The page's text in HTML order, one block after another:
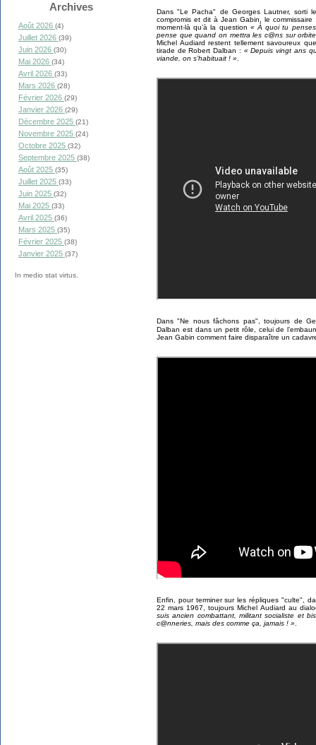
Archives
Août 2026 (4)
Juillet 2026 (39)
Juin 2026 (30)
Mai 2026 (34)
Avril 2026 (33)
Mars 2026 (28)
Février 2026 (29)
Janvier 2026 (29)
Décembre 2025 (21)
Novembre 2025 (24)
Octobre 2025 (32)
Septembre 2025 (38)
Août 2025 (35)
Juillet 2025 (33)
Juin 2025 (32)
Mai 2025 (33)
Avril 2025 (36)
Mars 2025 (35)
Février 2025 (38)
Janvier 2025 (37)
In medio stat virtus.
Dans "Le Pacha" de Georges Lautner, sorti
compromis et dit à Jean Gabin, le
moment-là qu’à la question « À quoi tu
pense que quand on mettra les c@ns sur
Michel Audiard restent tellement savoureux
tirade de Robert Dalban : « Depuis vingt ans
viande, on s’habituait ! »
Dans "Ne nous fâchons pas", toujours de
Dalban est dans un petit rôle, celui de
Jean Gabin comment faire disparaître un
Enfin, pour terminer sur les répliques "culte",
22 mars 1967, toujours Michel Audiard au
suis ancien combattant, militant socialiste et
c@nneries, mais des comme ça, jamais ! »